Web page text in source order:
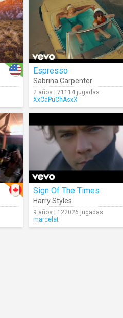
Espresso
Sabrina Carpenter
2 años | 71114 jugadas
XxCaPuChAsxX
Sign Of The Times
Harry Styles
9 años | 122026 jugadas
marcelat